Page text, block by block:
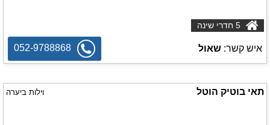
איש קשר: שאול 052-9788868
תאי בוטיק הוטל וילות ביערה